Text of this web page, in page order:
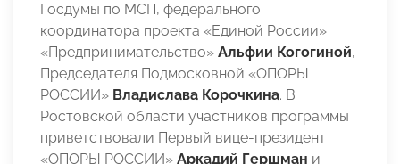
Госдумы по МСП, федерального
координатора проекта «Единой России»
«Предпринимательство» Альфии Когогиной,
Председателя Подмосковной «ОПОРЫ
РОССИИ» Владислава Корочкина. В
Ростовской области участников программы
приветствовали Первый вице-президент
«ОПОРЫ РОССИИ» Аркадий Гершман и